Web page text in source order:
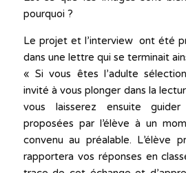
pourquoi ?
Le projet et l’interview ont été
dans une lettre qui se terminait
« Si vous êtes l’adulte
invité à vous plonger dans la
vous laisserez ensuite
proposées par l’élève à un
convenu au préalable. L’élève
rapportera vos réponses en